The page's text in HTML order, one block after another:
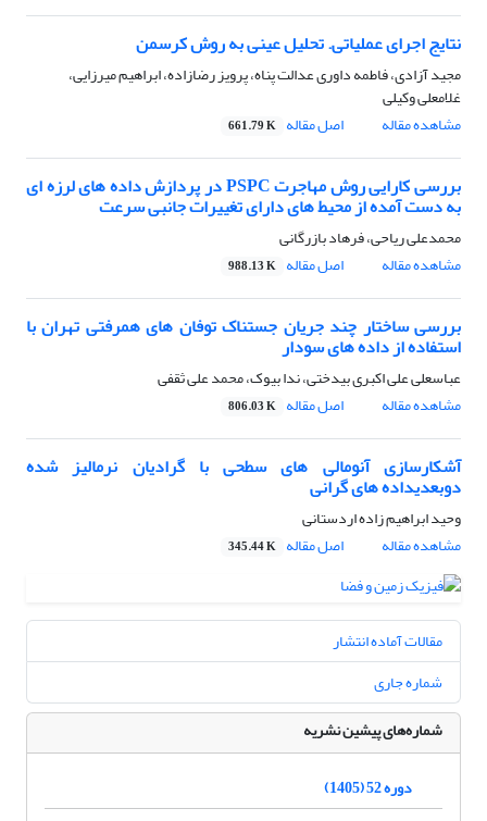
نتایج اجرای عملیاتی. تحلیل عینی به روش کرسمن
مجید آزادی، فاطمه داورى عدالت پناه، پرویز رضازاده، ابراهیم میرزایى،
غلامعلى وکیلى
مشاهده مقاله
اصل مقاله 661.79 K
بررسی کارایی روش مهاجرت PSPC در پردازش داده های لرزه ای
به دست آمده از محیط های دارای تغییرات جانبی سرعت
محمدعلى ریاحى، فرهاد بازرگانى
مشاهده مقاله
اصل مقاله 988.13 K
بررسی ساختار چند جریان جستناک توفان های همرفتی تهران با
استفاده از داده های سودار
عباسعلى على اکبرى بیدختى، ندا بیوک، محمد على ثقفى
مشاهده مقاله
اصل مقاله 806.03 K
آشکارسازی آنومالی های سطحی با گرادیان نرمالیز شده
دوبعدیداده های گرانی
وحید ابراهیم زاده اردستانى
مشاهده مقاله
اصل مقاله 345.44 K
مقالات آماده انتشار
شماره جاری
شماره‌های پیشین نشریه
دوره 52 (1405)